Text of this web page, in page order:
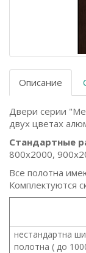
Описание
Двери серии
двух цветах
Стандартные
800x2000,
Все полотна
Комплектуются
нестандартна
полотна ( до